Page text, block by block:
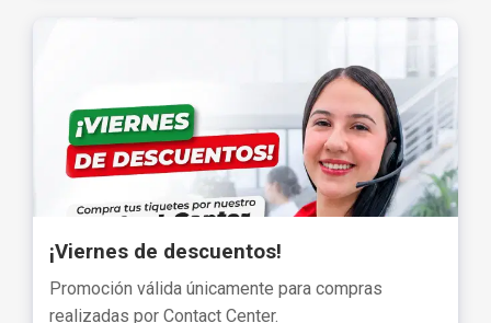
¡Viernes de descuentos!
Promoción válida únicamente para compras
realizadas por Contact Center.